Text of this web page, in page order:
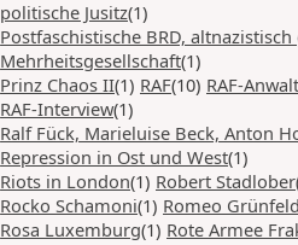
politische Jusitz(1)
Postfaschistische BRD,
Mehrheitsgesellschaft(1)
Prinz Chaos II(1) RAF(10) RAF-Anwalt
RAF-Interview(1)
Ralf Fück, Marieluise Beck, Anton
Repression in Ost und West(1)
Riots in London(1) Robert Stadlober
Rocko Schamoni(1) Romeo
Rosa Luxemburg(1) Rote Armee